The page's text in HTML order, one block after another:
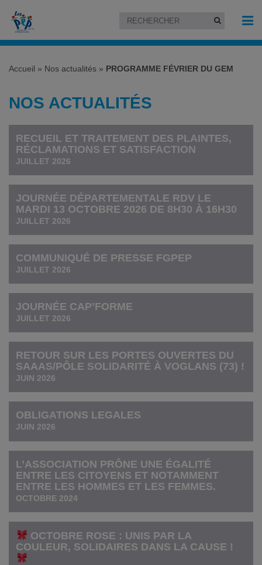
Accueil » Nos actualités » PROGRAMME FÉVRIER DU GEM
NOS ACTUALITÉS
RECUEIL ET TRAITEMENT DES PLAINTES,
RÉCLAMATIONS ET SATISFACTION
JUILLET 2026
JOURNÉE DÉPARTEMENTALE RDV LE
MARDI 13 OCTOBRE 2026 DE 8H30 À 16H30
JUILLET 2026
COMMUNIQUÉ DE PRESSE FGPEP
JUILLET 2026
JOURNÉE CAP’FORME
JUILLET 2026
RETOUR SUR LES PORTES OUVERTES DU
SAAAS/PÔLE SOLIDARITÉ À VOGLANS (73) !
JUIN 2026
OBLIGATIONS LEGALES
JUIN 2026
L’ASSOCIATION PRÔNE UNE ÉGALITÉ
ENTRE LES CITOYENS ET NOTAMMENT
ENTRE LES HOMMES ET LES FEMMES.
OCTOBRE 2024
OCTOBRE ROSE : UNIS PAR LA
COULEUR, SOLIDAIRES DANS LA CAUSE !